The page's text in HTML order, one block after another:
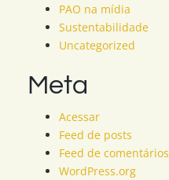
PAO na mídia
Sustentabilidade
Uncategorized
Meta
Acessar
Feed de posts
Feed de comentários
WordPress.org